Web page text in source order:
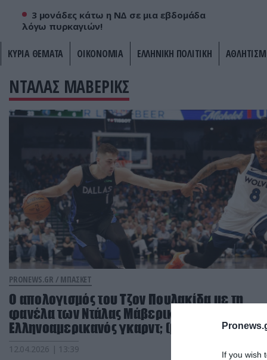
If you wish
3 μονάδες κάτω η ΝΔ σε μια εβδομάδα
λόγω πυρκαγιών!
ΚΥΡΙΑ ΘΕΜΑΤΑ ΟΙΚΟΝΟΜΙΑ ΕΛΛΗΝΙΚΗ ΠΟΛΙΤΙΚΗ
ΝΤΑΛΑΣ ΜΑΒΕΡΙΚΣ
PRONEWS.GR / ΜΠΑΣΚΕΤ
Ο απολογισμός του Τζον Πουλακίδα με τη
φανέλα των Ντάλας Μάβερικς: Πώς τα πήγε ο
Ελληνοαμερικανός γκαρντ; (βίντεο)
12.04.2026 | 13:39